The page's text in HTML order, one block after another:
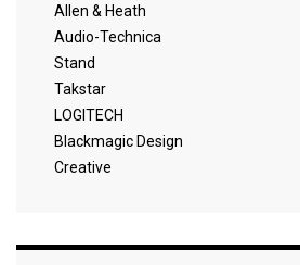
Allen & Heath
Audio-Technica
Stand
Takstar
LOGITECH
Blackmagic Design
Creative